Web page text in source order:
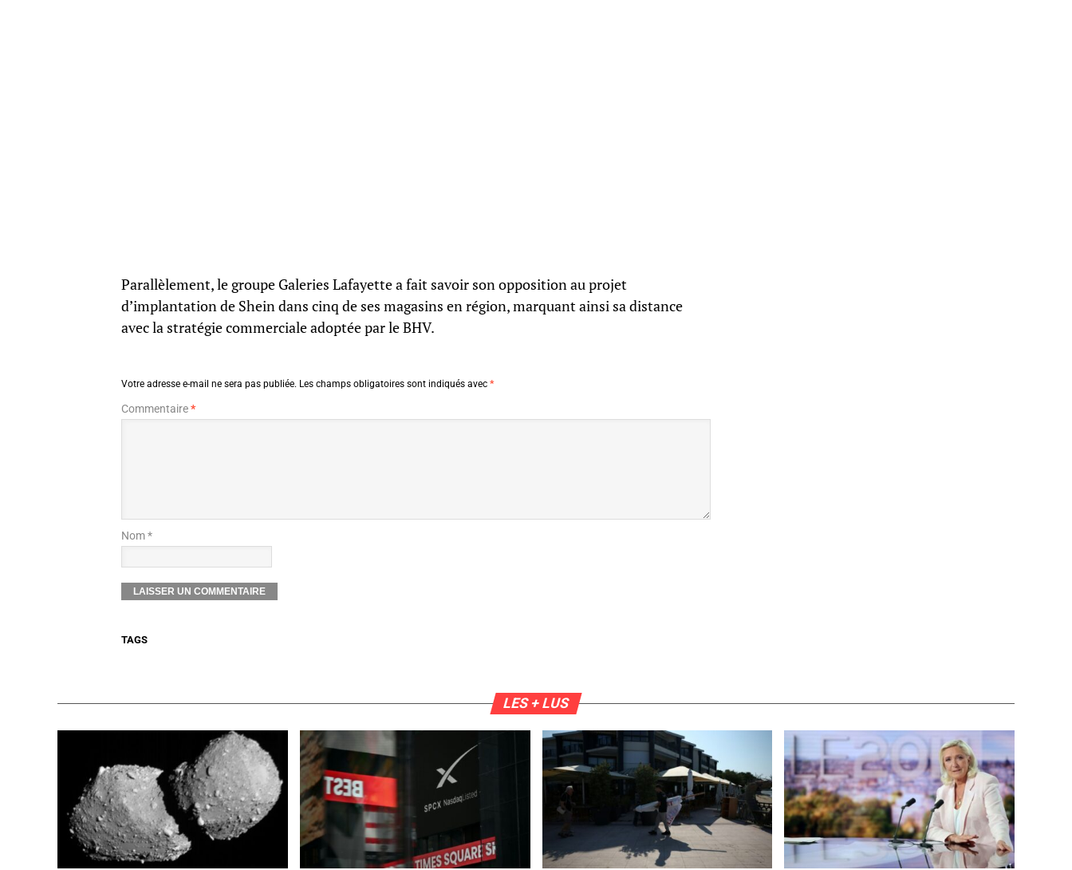
Parallèlement, le groupe Galeries Lafayette a fait savoir son opposition au projet
d’implantation de Shein dans cinq de ses magasins en région, marquant ainsi sa distance
avec la stratégie commerciale adoptée par le BHV.
Votre adresse e-mail ne sera pas publiée. Les champs obligatoires sont indiqués avec *
Commentaire*
Nom *
TAGS
LES + LUS